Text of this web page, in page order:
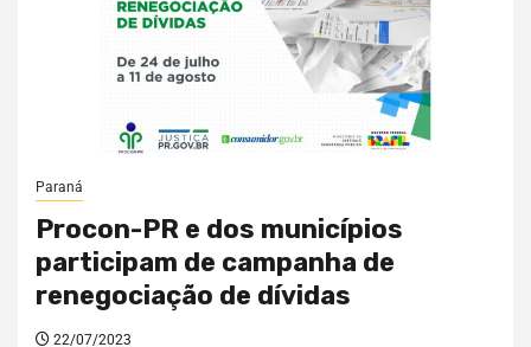
Paraná
Procon-PR e dos municípios
participam de campanha de
renegociação de dívidas
22/07/2023